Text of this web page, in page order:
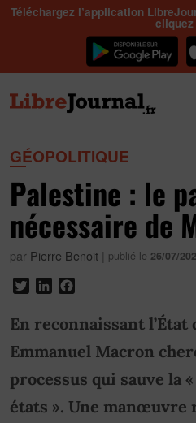
Téléchargez l’application
GÉOPOLITIQUE
Palestine : le
nécessaire de
par Pierre Benoit | publié le 26/07/
TwitterLinkedIn
En reconnaissant l’État
Emmanuel Macron
processus qui sauve la
états ». Une